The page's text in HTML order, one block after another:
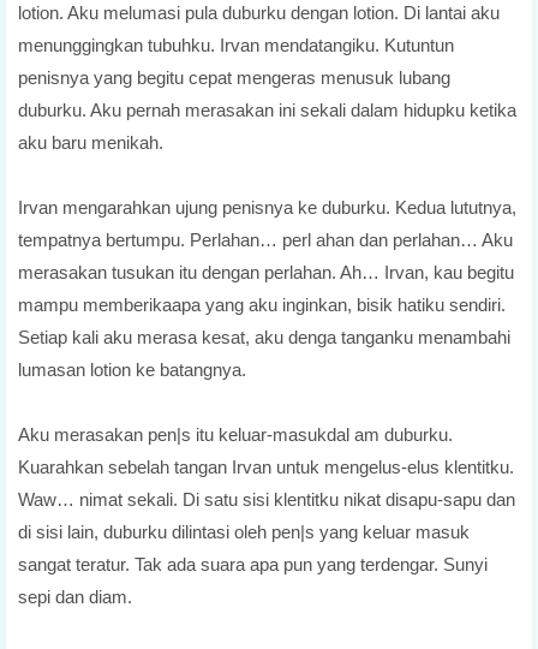
lotion. Aku melumasi pula duburku dengan lotion. Di lantai aku
menunggingkan tubuhku. Irvan mendatangiku. Kutuntun
penisnya yang begitu cepat mengeras menusuk lubang
duburku. Aku pernah merasakan ini sekali dalam hidupku ketika
aku baru menikah.
Irvan mengarahkan ujung penisnya ke duburku. Kedua lututnya,
tempatnya bertumpu. Perlahan… perl ahan dan perlahan… Aku
merasakan tusukan itu dengan perlahan. Ah… Irvan, kau begitu
mampu memberikaapa yang aku inginkan, bisik hatiku sendiri.
Setiap kali aku merasa kesat, aku denga tanganku menambahi
lumasan lotion ke batangnya.
Aku merasakan pen|s itu keluar-masukdal am duburku.
Kuarahkan sebelah tangan Irvan untuk mengelus-elus klentitku.
Waw… nimat sekali. Di satu sisi klentitku nikat disapu-sapu dan
di sisi lain, duburku dilintasi oleh pen|s yang keluar masuk
sangat teratur. Tak ada suara apa pun yang terdengar. Sunyi
sepi dan diam.